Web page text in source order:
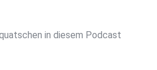
in diesem Podcast